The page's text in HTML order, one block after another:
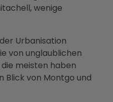
wenige
Urbanisation
von unglaublichen
meisten haben
Blick von Montgo und